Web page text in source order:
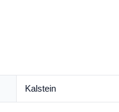
Kalstein